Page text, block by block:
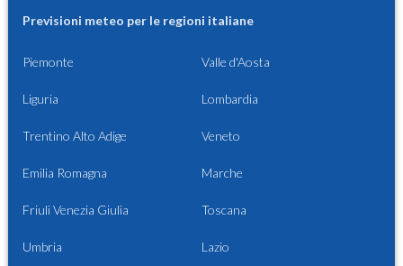
Previsioni meteo per le regioni italiane
Piemonte Valle d'Aosta
Liguria Lombardia
Trentino Alto Adige Veneto
Emilia Romagna Marche
Friuli Venezia Giulia Toscana
Umbria Lazio